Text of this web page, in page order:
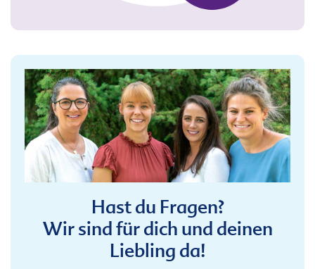
Hast du Fragen?
Wir sind für dich und deinen
Liebling da!